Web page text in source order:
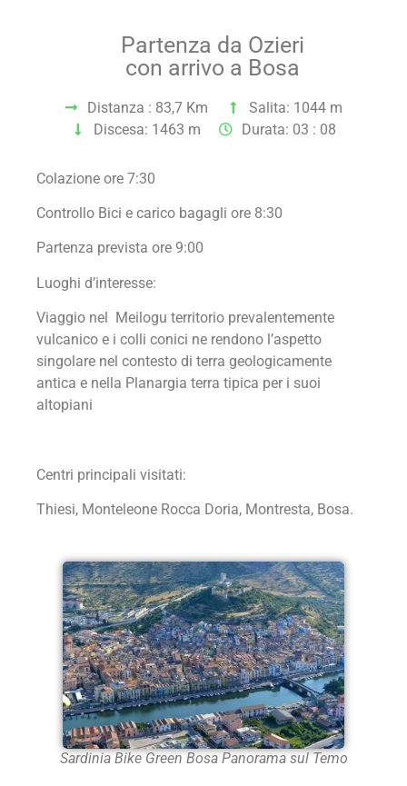
Partenza da Ozieri
con arrivo a Bosa
Distanza : 83,7 Km
Salita: 1044 m
Discesa: 1463 m
Durata: 03 : 08
Colazione ore 7:30
Controllo Bici e carico bagagli ore 8:30
Partenza prevista ore 9:00
Luoghi d’interesse:
Viaggio nel Meilogu territorio prevalentemente
vulcanico e i colli conici ne rendono l’aspetto
singolare nel contesto di terra geologicamente
antica e nella Planargia terra tipica per i suoi
altopiani
Centri principali visitati:
Thiesi, Monteleone Rocca Doria, Montresta, Bosa.
Sardinia Bike Green Bosa Panorama sul Temo